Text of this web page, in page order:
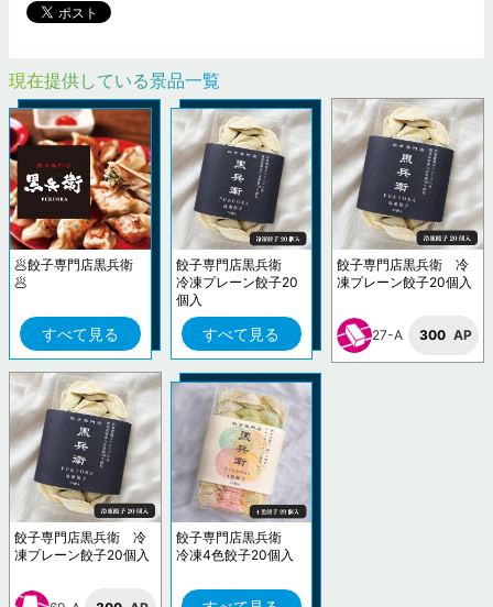
現在提供している景品一覧
🥟餃子専門店黒兵衛
🥟
すべて見る
餃子専門店黒兵衛
冷凍プレーン餃子20
個入
すべて見る
餃子専門店黒兵衛 冷
凍プレーン餃子20個入
27-A 300 AP
餃子専門店黒兵衛 冷
凍プレーン餃子20個入
餃子専門店黒兵衛
冷凍4色餃子20個入